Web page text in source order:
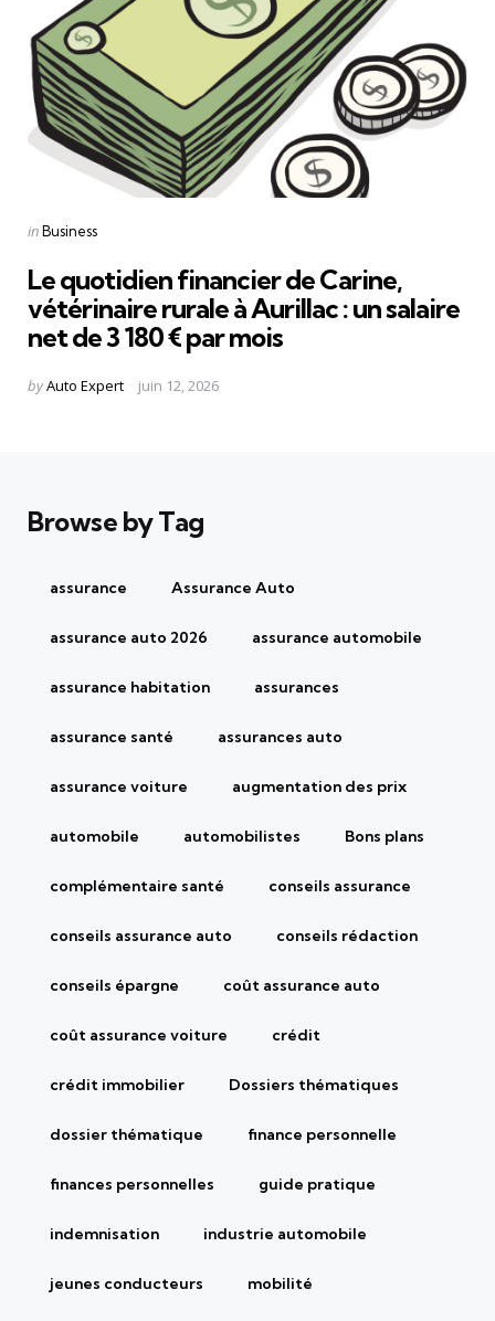
Categories
Posted
inBusiness
Le quotidien financier de Carine,
vétérinaire rurale à Aurillac : un salaire
net de 3 180 € par mois
Posted
byAuto Expert juin 12, 2026
Browse by Tag
assurance Assurance Auto
assurance auto 2026 assurance automobile
assurance habitation assurances
assurance santé assurances auto
assurance voiture augmentation des prix
automobile automobilistes Bons plans
complémentaire santé conseils assurance
conseils assurance auto conseils rédaction
conseils épargne coût assurance auto
coût assurance voiture crédit
crédit immobilier Dossiers thématiques
dossier thématique finance personnelle
finances personnelles guide pratique
indemnisation industrie automobile
jeunes conducteurs mobilité